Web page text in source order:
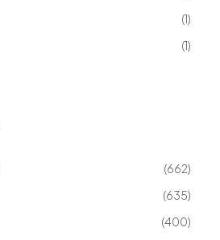
(1)
(1)
(662)
(635)
(400)